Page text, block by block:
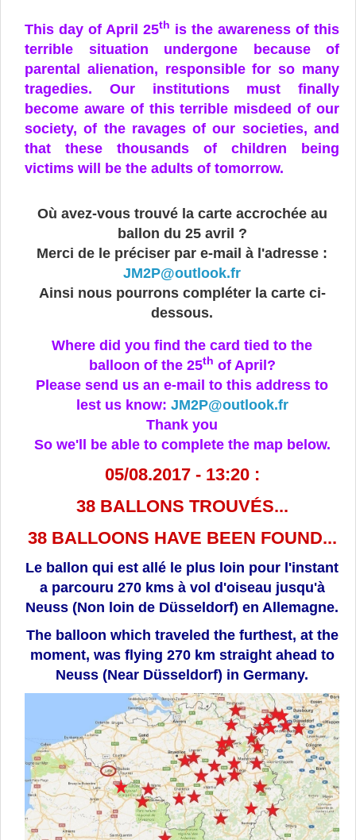
This day of April 25th is the awareness of this
terrible situation undergone because of
parental alienation, responsible for so many
tragedies. Our institutions must finally
become aware of this terrible misdeed of our
society, of the ravages of our societies, and
that these thousands of children being
victims will be the adults of tomorrow.
Où avez-vous trouvé la carte accrochée au
ballon du 25 avril ?
Merci de le préciser par e-mail à l'adresse :
JM2P@outlook.fr
Ainsi nous pourrons compléter la carte ci-
dessous.
Where did you find the card tied to the
balloon of the 25th of April?
Please send us an e-mail to this address to
lest us know: JM2P@outlook.fr
Thank you
So we'll be able to complete the map below.
05/08.2017 - 13:20 :
38 BALLONS TROUVÉS...
38 BALLOONS HAVE BEEN FOUND...
Le ballon qui est allé le plus loin pour l'instant
a parcouru 270 kms à vol d'oiseau jusqu'à
Neuss (Non loin de Düsseldorf) en Allemagne.
The balloon which traveled the furthest, at the
moment, was flying 270 km straight ahead to
Neuss (Near Düsseldorf) in Germany.